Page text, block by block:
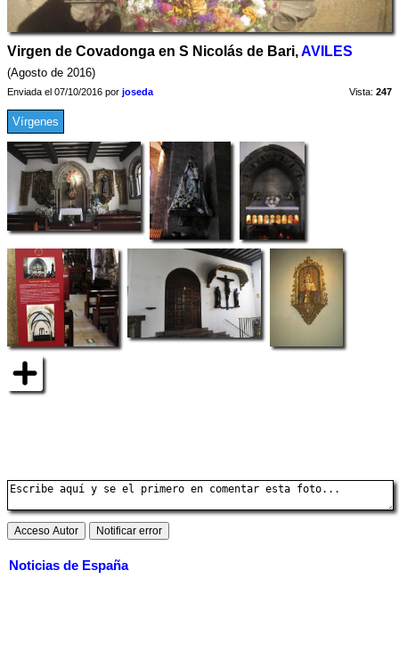
Virgen de Covadonga en S Nicolás de Bari,AVILES
(Agosto de 2016)
Enviada el 07/10/2016 por joseda Vista: 247
Vírgenes
Noticias de España